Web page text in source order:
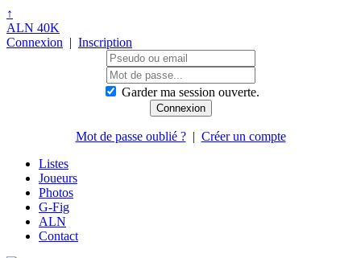
↑
ALN 40K
Connexion | Inscription
Garder ma session ouverte.
Mot de passe oublié ?| Créer un compte
Listes
Joueurs
Photos
G-Fig
ALN
Contact